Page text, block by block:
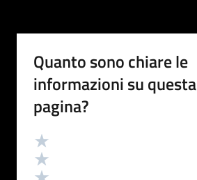
Quanto sono chiare le
informazioni su questa
pagina?
Valutazione